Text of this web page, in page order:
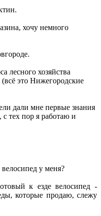
хочу немного
лесного хозяйства
это Нижегородские
дали мне первые знания
с тех пор я работаю и
у меня?
к езде велосипед -
которые продаю, слежу